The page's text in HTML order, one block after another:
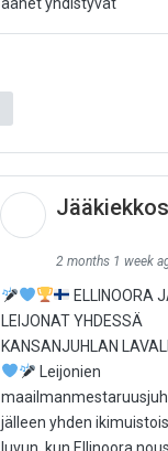
2 months 1 week
ELLINOORA
LEIJONAT YHDESSÄ
KANSANJUHLAN
Leijonien
jälleen yhden
luvun, kun Ellinoora